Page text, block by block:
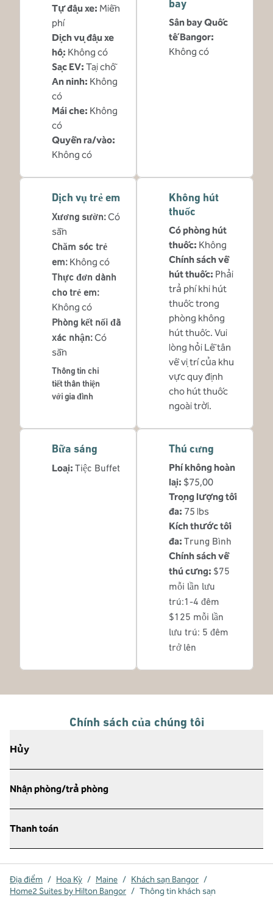
Tự đậu xe: Miễn
phí
Dịch vụ đậu xe
hộ: Không có
Sạc EV: Tại chỗ
An ninh: Không
có
Mái che: Không
có
Quyền ra/vào:
Không có
bay
Sân bay Quốc
tế Bangor:
Không có
Dịch vụ trẻ em
Xương sườn:Có
sẵn
Chăm sóc trẻ
em: Không có
Thực đơn dành
cho trẻ em:
Không có
Phòng kết nối đã
xác nhận:Có
sẵn
Thông tin chi
tiết thân thiện
với gia đình
Không hút
thuốc
Có phòng hút
thuốc: Không
Chính sách về
hút thuốc: Phải
trả phí khi hút
thuốc trong
phòng không
hút thuốc. Vui
lòng hỏi Lễ tân
về vị trí của khu
vực quy định
cho hút thuốc
ngoài trời.
Bữa sáng
Loại: Tiệc Buffet
Thú cưng
Phí không hoàn
lại: $75,00
Trọng lượng tối
đa: 75 lbs
Kích thước tối
đa: Trung Bình
Chính sách về
thú cưng: $75
mỗi lần lưu
trú:1-4 đêm
$125 mỗi lần
lưu trú: 5 đêm
trở lên
Chính sách của chúng tôi
Hủy
Nhận phòng/trả phòng
Thanh toán
Địa điểm / Hoa Kỳ / Maine / Khách sạn Bangor /
Home2 Suites by Hilton Bangor / Thông tin khách sạn